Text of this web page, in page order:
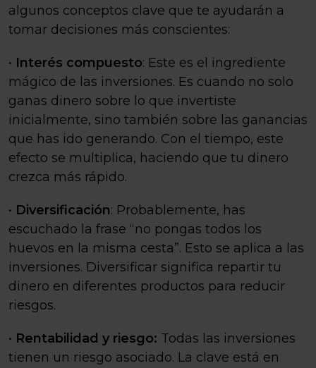
algunos conceptos clave que te ayudarán a
tomar decisiones más conscientes:
• Interés compuesto: Este es el ingrediente
mágico de las inversiones. Es cuando no solo
ganas dinero sobre lo que invertiste
inicialmente, sino también sobre las ganancias
que has ido generando. Con el tiempo, este
efecto se multiplica, haciendo que tu dinero
crezca más rápido.
• Diversificación: Probablemente, has
escuchado la frase “no pongas todos los
huevos en la misma cesta”. Esto se aplica a las
inversiones. Diversificar significa repartir tu
dinero en diferentes productos para reducir
riesgos.
• Rentabilidad y riesgo: Todas las inversiones
tienen un riesgo asociado. La clave está en